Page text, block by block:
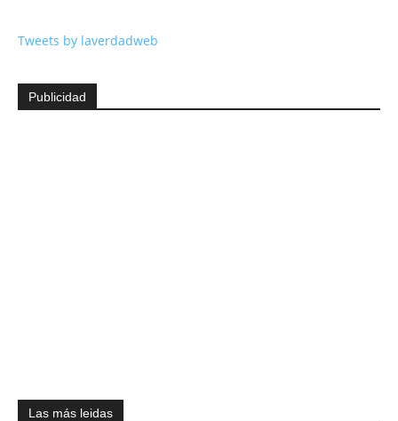
Tweets by laverdadweb
Publicidad
Las más leidas